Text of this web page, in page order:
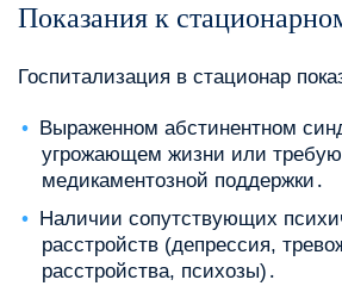
Показания к
Госпитализация в стационар
Выраженном абстинентном
угрожающем жизни или
медикаментозной поддержки․
Наличии сопутствующих
расстройств (депрессия,
расстройства, психозы)․